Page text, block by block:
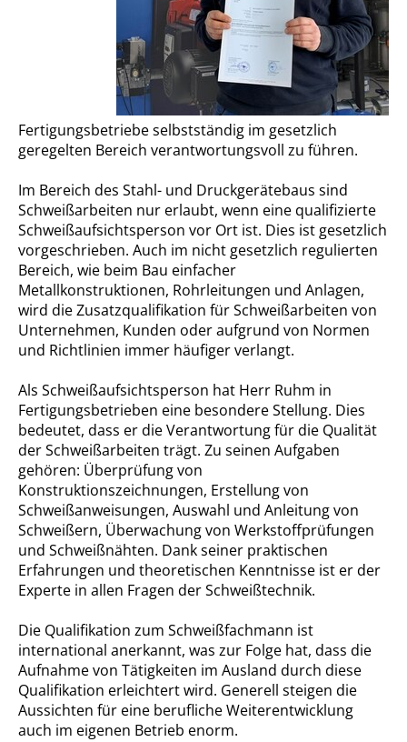
Fertigungsbetriebe selbstständig im gesetzlich
geregelten Bereich verantwortungsvoll zu führen.
Im Bereich des Stahl- und Druckgerätebaus sind
Schweißarbeiten nur erlaubt, wenn eine qualifizierte
Schweißaufsichtsperson vor Ort ist. Dies ist gesetzlich
vorgeschrieben. Auch im nicht gesetzlich regulierten
Bereich, wie beim Bau einfacher
Metallkonstruktionen, Rohrleitungen und Anlagen,
wird die Zusatzqualifikation für Schweißarbeiten von
Unternehmen, Kunden oder aufgrund von Normen
und Richtlinien immer häufiger verlangt.
Als Schweißaufsichtsperson hat Herr Ruhm in
Fertigungsbetrieben eine besondere Stellung. Dies
bedeutet, dass er die Verantwortung für die Qualität
der Schweißarbeiten trägt. Zu seinen Aufgaben
gehören: Überprüfung von
Konstruktionszeichnungen, Erstellung von
Schweißanweisungen, Auswahl und Anleitung von
Schweißern, Überwachung von Werkstoffprüfungen
und Schweißnähten. Dank seiner praktischen
Erfahrungen und theoretischen Kenntnisse ist er der
Experte in allen Fragen der Schweißtechnik.
Die Qualifikation zum Schweißfachmann ist
international anerkannt, was zur Folge hat, dass die
Aufnahme von Tätigkeiten im Ausland durch diese
Qualifikation erleichtert wird. Generell steigen die
Aussichten für eine berufliche Weiterentwicklung
auch im eigenen Betrieb enorm.